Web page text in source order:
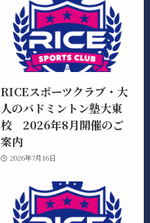
RICEスポーツクラブ・大
人のバドミントン塾大東
校 2026年8月開催のご
案内
2026年7月16日